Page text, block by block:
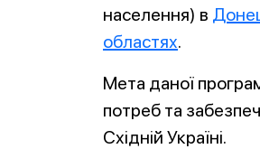
населення) в
областях.
Мета даної
потреб та
Східній Україні.